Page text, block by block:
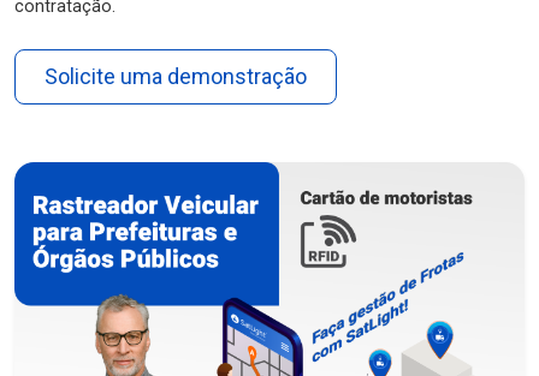
contratação.
Solicite uma demonstração